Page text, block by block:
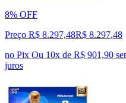
8% OFF
Preço R$ 8.297,48R$ 8.297,48
no Pix Ou 10x de R$ 901,90
juros